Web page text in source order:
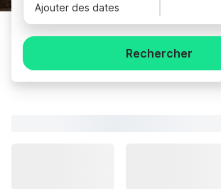
Ajouter des dates
Rechercher